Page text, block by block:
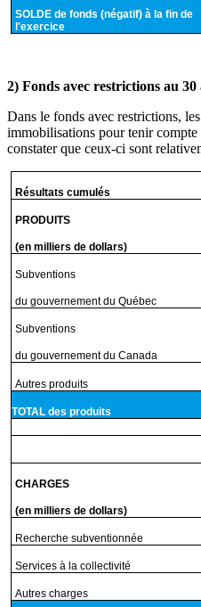
SOLDE de fonds (négatif) à la fin de
l'exercice
2) Fonds avec restrictions au
Dans le fonds avec restrictions,
immobilisations pour tenir
constater que ceux-ci sont
Résultats cumulés
PRODUITS
(en milliers de dollars)
Subventions
du gouvernement du Québec
Subventions
du gouvernement du Canada
Autres produits
TOTAL des produits
CHARGES
(en milliers de dollars)
Recherche subventionnée
Services à la collectivité
Autres charges